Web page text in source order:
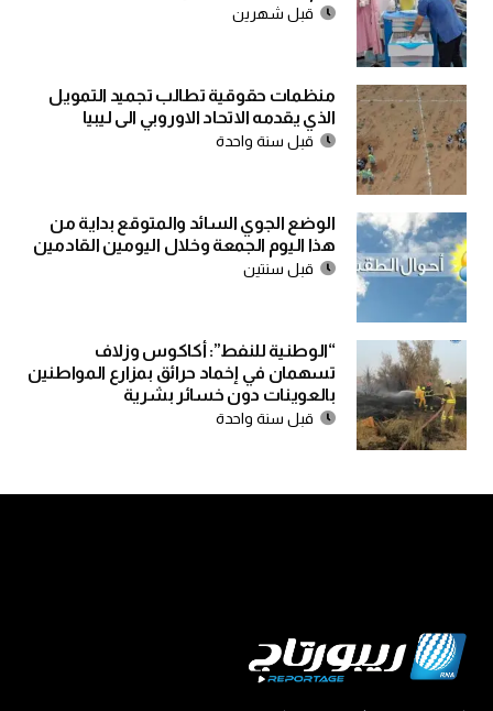
قبل شهرين
منظمات حقوقية تطالب تجميد التمويل
الذي يقدمه الاتحاد الاوروبي الى ليبيا
قبل سنة واحدة
الوضع الجوي السائد والمتوقع بداية من
هذا اليوم الجمعة وخلال اليومين القادمين
قبل سنتين
“الوطنية للنفط”: أكاكوس وزلاف
تسهمان في إخماد حرائق بمزارع المواطنين
بالعوينات دون خسائر بشرية
قبل سنة واحدة